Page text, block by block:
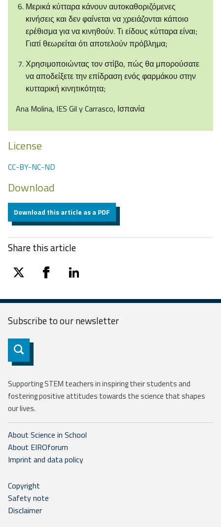
Μερικά κύτταρα κάνουν αυτοκαθοριζόμενες
κινήσεις και δεν φαίνεται να χρειάζονται κάποιο
ερέθισμα για να κινηθούν. Τι είδους κύτταρα είναι;
Γιατί θεωρείται ότι αποτελούν πρόβλημα;
Χρησιμοποιώντας τον στίβο, πώς θα μπορούσατε
να αποδείξετε την επίδραση ενός φαρμάκου στην
κυτταρική κινητικότητα;
Ana Molina, IES Gil y Carrasco, Ισπανία
License
CC-BY-NC-ND
Download
Download this article as a PDF
Share this article
twitter facebooklinkedin
Subscribe to ournewsletter
Subscribe
Supporting STEM teachers in inspiring their students and
fostering positive attitudes towards the science that shapes
our lives.
About Science in School
About EIROforum
Imprint and data policy
Copyright
Safety note
Disclaimer